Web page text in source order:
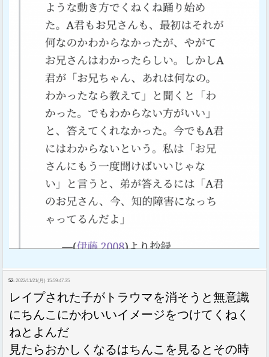
52: 2022/11/21(月) 15:59:47.35
レイプされた子がトラウマを消そうと無意識
にちんこにかわいいイメージをつけてくねく
ねとよんだ
見たらおかしくなるはちんこを見るとその時